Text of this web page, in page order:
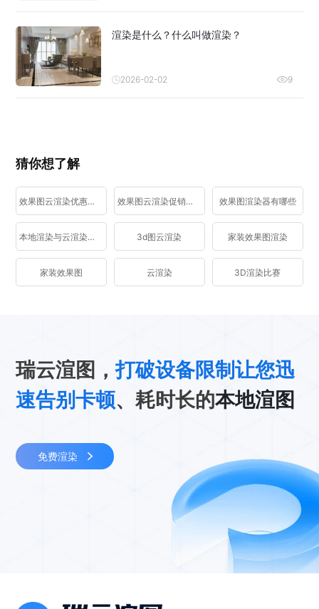
渲染是什么？什么叫做渲染？
2026-02-02 9
猜你想了解
效果图云渲染优惠活动 效果图云渲染促销活动 效果图渲染器有哪些
本地渲染与云渲染区别 3d图云渲染 家装效果图渲染
家装效果图 云渲染 3D渲染比赛
瑞云渲图，打破设备限制让您迅
速告别卡顿、耗时长的本地渲图
免费渲染